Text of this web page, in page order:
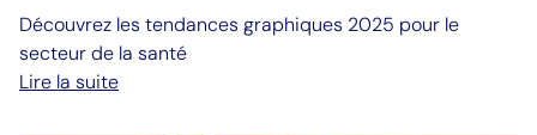
Découvrez les tendances graphiques 2025 pour le
secteur de la santé
Lire la suite